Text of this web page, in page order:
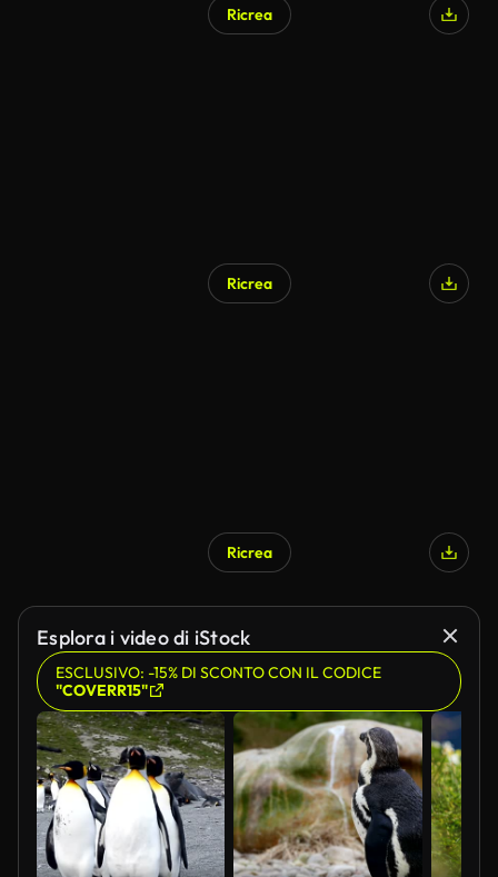
Ricrea
Ricrea
Generato da IA
Ricrea
Esplora i video di iStock
ESCLUSIVO: -15% DI SCONTO CON IL CODICE
"COVERR15"